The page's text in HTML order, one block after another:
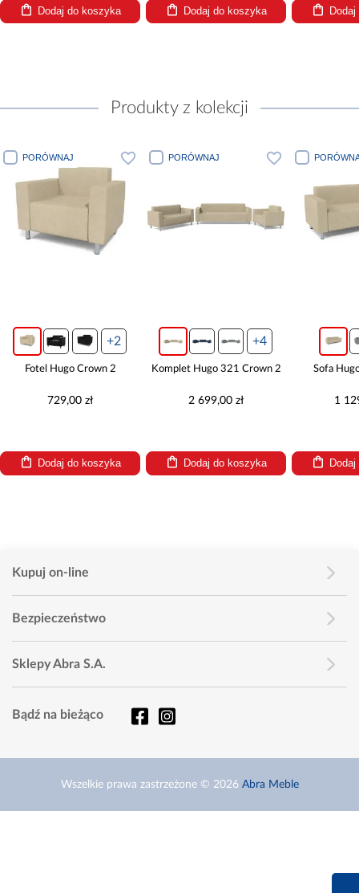
Dodaj do koszyka Dodaj do koszyka
Produkty z kolekcji
PORÓWNAJ
+2
Fotel Hugo Crown 2
729,00 zł
Dodaj do koszyka
PORÓWNAJ
+4
Komplet Hugo 321 Crown 2
2 699,00 zł
Dodaj do koszyka
Sofa
1
Kupuj on-line
Bezpieczeństwo
Sklepy Abra S.A.
Bądź na bieżąco
Wszelkie prawa zastrzeżone © 2026 Abra Meble